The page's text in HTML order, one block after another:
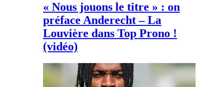
« Nous jouons le titre » : on
préface Anderecht – La
Louvière dans Top Prono !
(vidéo)